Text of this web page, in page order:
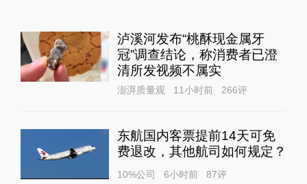
泸溪河发布“桃酥现金属牙
冠”调查结论，称消费者已澄
清所发视频不属实
澎湃质量观 11小时前 266评
东航国内客票提前14天可免
费退改，其他航司如何规定？
10%公司 6小时前 87评